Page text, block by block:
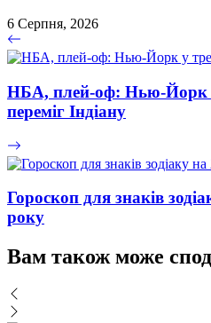
6 Серпня, 2026
НБА, плей-оф: Нью-Йорк
переміг Індіану
Гороскоп для знаків
року
Вам також може